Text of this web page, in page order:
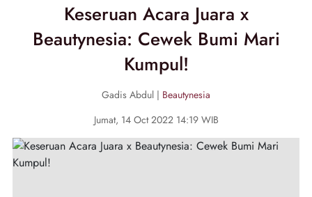
Keseruan Acara Juara x
Beautynesia: Cewek Bumi Mari
Kumpul!
Gadis Abdul | Beautynesia
Jumat, 14 Oct 2022 14:19 WIB